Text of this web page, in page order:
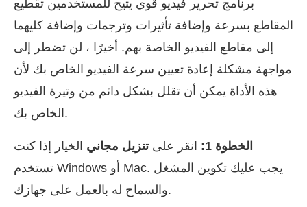
برنامج تحرير فيديو قوي يتيح للمستخدمين تقطيع
المقاطع بسرعة وإضافة تأثيرات وترجمات وإضافة كليهما
إلى مقاطع الفيديو الخاصة بهم. أخيرًا ، لن تضطر إلى
مواجهة مشكلة إعادة تعيين سرعة الفيديو الخاص بك لأن
هذه الأداة يمكن أن تقلل بشكل دائم من وتيرة الفيديو
الخاص بك.
الخطوة 1: انقر علىتنزيل مجاني الخيار إذا كنت
تستخدم Windows أو Mac. يجب عليك تكوين المشغل
والسماح له بالعمل على جهازك.